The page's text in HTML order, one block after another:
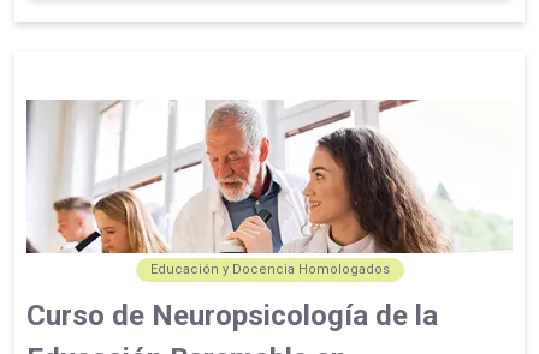
Educación y Docencia Homologados
Curso de Neuropsicología de la